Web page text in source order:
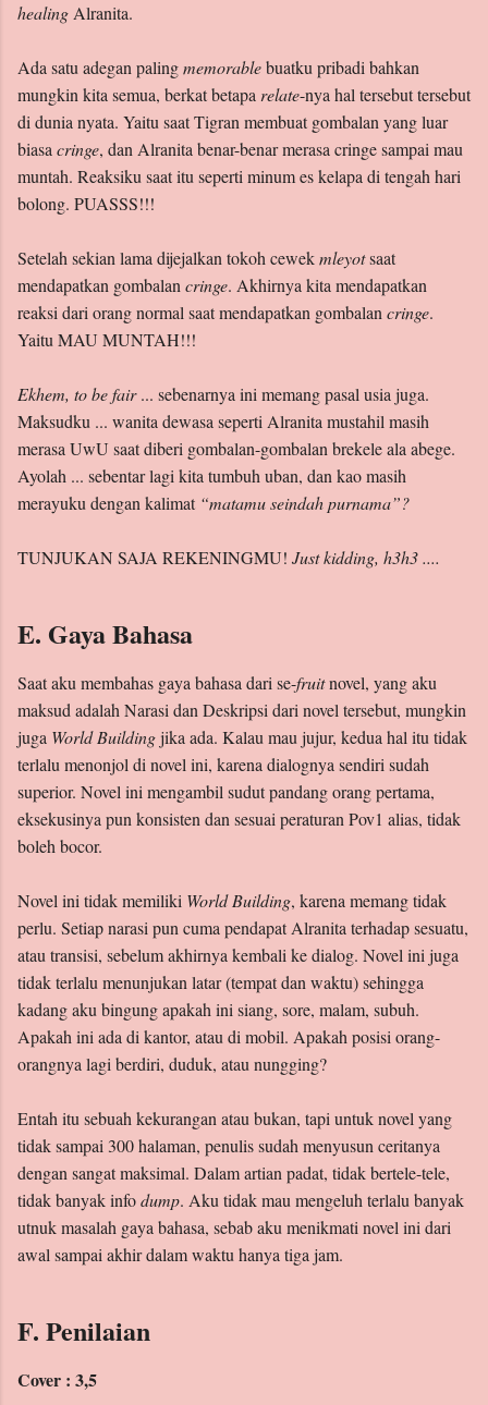
healing Alranita.
Ada satu adegan palingmemorablebuatku pribadi bahkan
mungkin kita semua, berkat betapa relate-nya hal tersebut tersebut
di dunia nyata. Yaitu saat Tigran membuat gombalan yang luar
biasa cringe, dan Alranita benar-benar merasa cringe sampai mau
muntah. Reaksiku saat itu seperti minum es kelapa di tengah hari
bolong. PUASSS!!!
Setelah sekian lama dijejalkan tokoh cewekmleyotsaat
mendapatkan gombalan cringe. Akhirnya kita mendapatkan
reaksi dari orang normal saat mendapatkan gombalan cringe.
Yaitu MAU MUNTAH!!!
Ekhem, to be fair... sebenarnya ini memang pasal usia juga.
Maksudku ... wanita dewasa seperti Alranita mustahil masih
merasa UwU saat diberi gombalan-gombalan brekele ala abege.
Ayolah ... sebentar lagi kita tumbuh uban, dan kao masih
merayuku dengan kalimat “matamu seindah purnama”?
TUNJUKAN SAJA REKENINGMU! Just kidding, h3h3 ....
E. Gaya Bahasa
Saat aku membahas gaya bahasa dari se-fruitnovel, yang aku
maksud adalah Narasi dan Deskripsi dari novel tersebut, mungkin
juga World Buildingjika ada. Kalau mau jujur, kedua hal itu tidak
terlalu menonjol di novel ini, karena dialognya sendiri sudah
superior. Novel ini mengambil sudut pandang orang pertama,
eksekusinya pun konsisten dan sesuai peraturan Pov1 alias, tidak
boleh bocor.
Novel ini tidak memiliki World Building, karena memang tidak
perlu. Setiap narasi pun cuma pendapat Alranita terhadap sesuatu,
atau transisi, sebelum akhirnya kembali ke dialog. Novel ini juga
tidak terlalu menunjukan latar (tempat dan waktu) sehingga
kadang aku bingung apakah ini siang, sore, malam, subuh.
Apakah ini ada di kantor, atau di mobil. Apakah posisi orang-
orangnya lagi berdiri, duduk, atau nungging?
Entah itu sebuah kekurangan atau bukan, tapi untuk novel yang
tidak sampai 300 halaman, penulis sudah menyusun ceritanya
dengan sangat maksimal. Dalam artian padat, tidak bertele-tele,
tidak banyak infodump. Aku tidak mau mengeluh terlalu banyak
utnuk masalah gaya bahasa, sebab aku menikmati novel ini dari
awal sampai akhir dalam waktu hanya tiga jam.
F. Penilaian
Cover : 3,5